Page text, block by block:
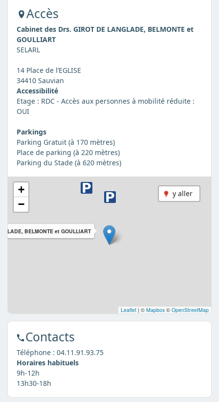
Accès
Cabinet des Drs. GIROT DE LANGLADE, BELMONTE et
GOULLIART
SELARL
14 Place de l’EGLISE
34410 Sauvian
Accessibilité
Etage : RDC - Accès aux personnes à mobilité réduite :
OUI
Parkings
Parking Gratuit (à 170 mètres)
Place de parking (à 220 mètres)
Parking du Stade (à 620 mètres)
y aller
BELMONTE et GOULLIART
+
−
Leaflet | © Mapbox © OpenStreetMap
Contacts
Téléphone : 04.11.91.93.75
Horaires habituels
9h-12h
13h30-18h